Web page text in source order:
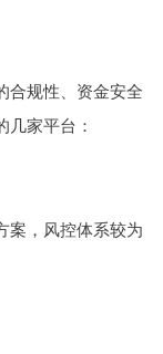
合规性、资金安全
家平台：
案，风控体系较为